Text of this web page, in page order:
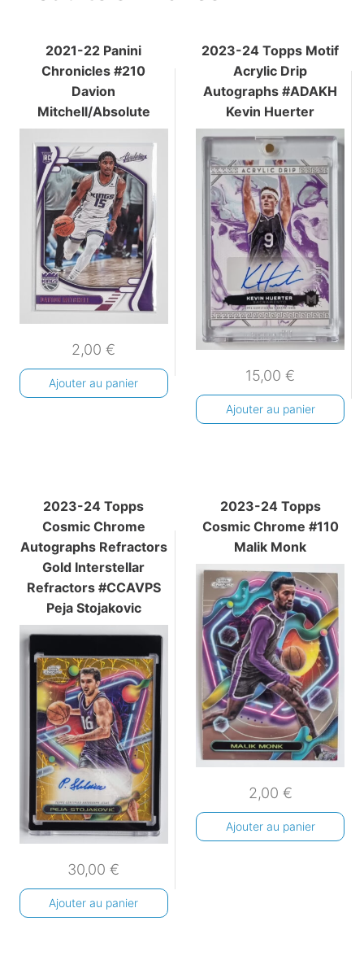
2021-22 Panini
Chronicles #210
Davion
Mitchell/Absolute
2,00€
Ajouter au panier
2023-24 Topps Motif
Acrylic Drip
Autographs #ADAKH
Kevin Huerter
15,00€
Ajouter au panier
2023-24 Topps
Cosmic Chrome
Autographs Refractors
Gold Interstellar
Refractors #CCAVPS
Peja Stojakovic
30,00€
Ajouter au panier
2023-24 Topps
Cosmic Chrome #110
Malik Monk
2,00 €
Ajouter au panier